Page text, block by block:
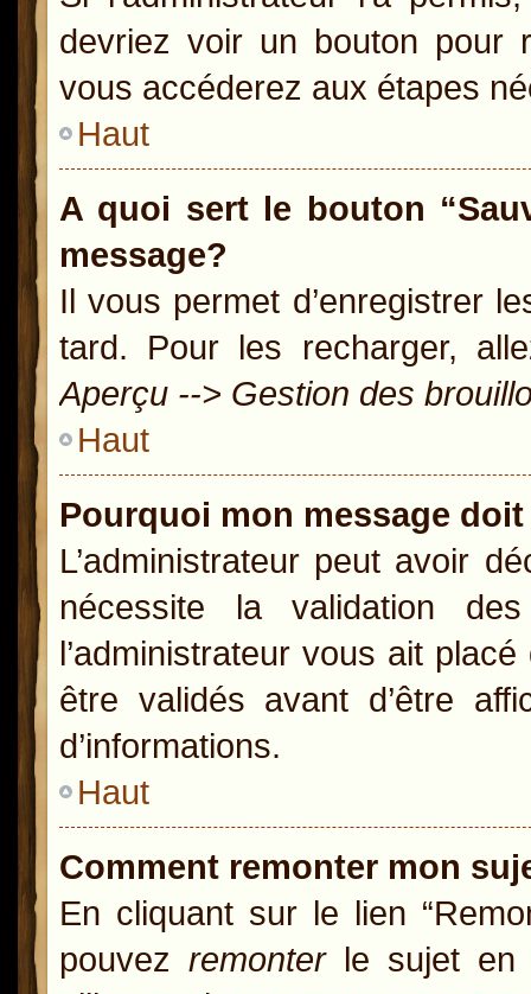
devriez voir un bouton pour
vous accéderez aux étapes
Haut
A quoi sert le bouton
message?
Il vous permet d’enregistrer
tard. Pour les recharger,
Aperçu --> Gestion des
Haut
Pourquoi mon message
L’administrateur peut avoir
nécessite la validation
l’administrateur vous ait
être validés avant d’être
d’informations.
Haut
Comment remonter mon
En cliquant sur le lien
pouvez remonterle sujet en